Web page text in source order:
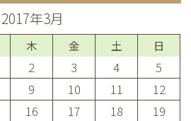
2017年3月
木 金 土 日
2 3 4
5
9 10 11
12
16 17 18
19